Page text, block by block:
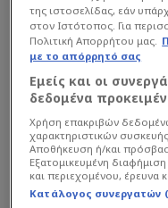
Κατά την διάρκεια
την κατάκτηση του
Παναθηναϊκού ο
Πειραιωτών
της ιστοσελίδας, εάν
στον Ιστότοπος. Για
Πολιτική Απορρήτου μας.
με το απόρρητό σας
Εμείς και οι
δεδομένα
Χρήση επακριβών
χαρακτηριστικών
Αποθήκευση ή/και
Εξατομικευμένη
και περιεχομένου, έρευνα
Κατάλογος συνεργατών